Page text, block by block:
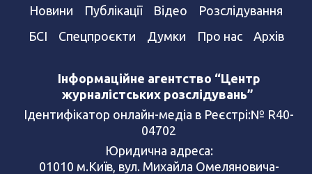
Новини Публікації Відео
Розслідування
БСІ
Спецпроєкти Думки Про нас Архів
Інформаційне агентство “Центр
журналістських розслідувань”
Ідентифікатор онлайн-медіа в Реєстрі:№ R40-
04702
Юридична адреса:
01010 м.Київ, вул. Михайла Омеляновича-